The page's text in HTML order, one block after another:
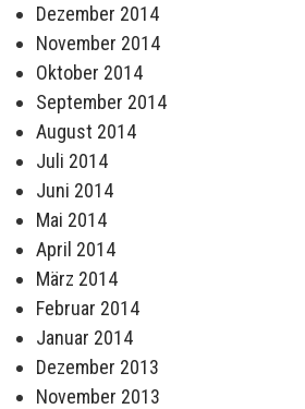
Dezember 2014
November 2014
Oktober 2014
September 2014
August 2014
Juli 2014
Juni 2014
Mai 2014
April 2014
März 2014
Februar 2014
Januar 2014
Dezember 2013
November 2013